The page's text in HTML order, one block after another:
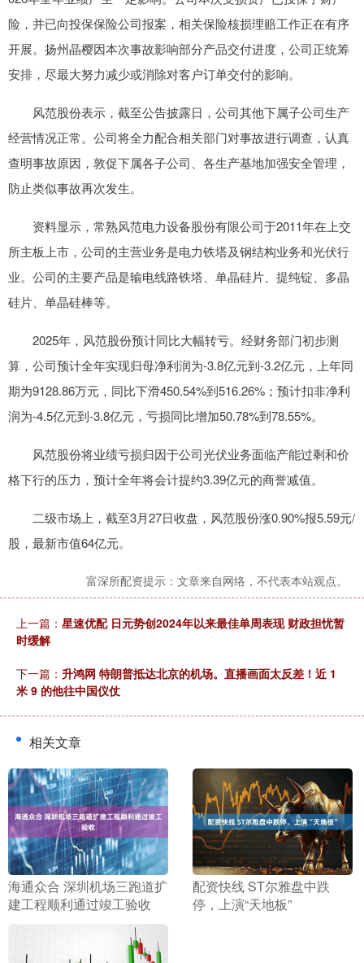
险，并已向投保保险公司报案，相关保险核损理赔工作正在有序
开展。扬州晶樱因本次事故影响部分产品交付进度，公司正统筹
安排，尽最大努力减少或消除对客户订单交付的影响。
风范股份表示，截至公告披露日，公司其他下属子公司生产
经营情况正常。公司将全力配合相关部门对事故进行调查，认真
查明事故原因，敦促下属各子公司、各生产基地加强安全管理，
防止类似事故再次发生。
资料显示，常熟风范电力设备股份有限公司于2011年在上交
所主板上市，公司的主营业务是电力铁塔及钢结构业务和光伏行
业。公司的主要产品是输电线路铁塔、单晶硅片、提纯锭、多晶
硅片、单晶硅棒等。
2025年，风范股份预计同比大幅转亏。经财务部门初步测
算，公司预计全年实现归母净利润为-3.8亿元到-3.2亿元，上年同
期为9128.86万元，同比下滑450.54%到516.26%；预计扣非净利
润为-4.5亿元到-3.8亿元，亏损同比增加50.78%到78.55%。
风范股份将业绩亏损归因于公司光伏业务面临产能过剩和价
格下行的压力，预计全年将会计提约3.39亿元的商誉减值。
二级市场上，截至3月27日收盘，风范股份涨0.90%报5.59元/
股，最新市值64亿元。
富深所配资提示：文章来自网络，不代表本站观点。
上一篇： 星速优配 日元势创2024年以来最佳单周表现 财政担忧暂
时缓解
下一篇： 升鸿网 特朗普抵达北京的机场。直播画面太反差！近 1
米 9 的他往中国仪仗
相关文章
​海通众合 深圳机场三跑道扩
建工程顺利通过竣工验收
​配资快线 ST尔雅盘中跌
停，上演“天地板”